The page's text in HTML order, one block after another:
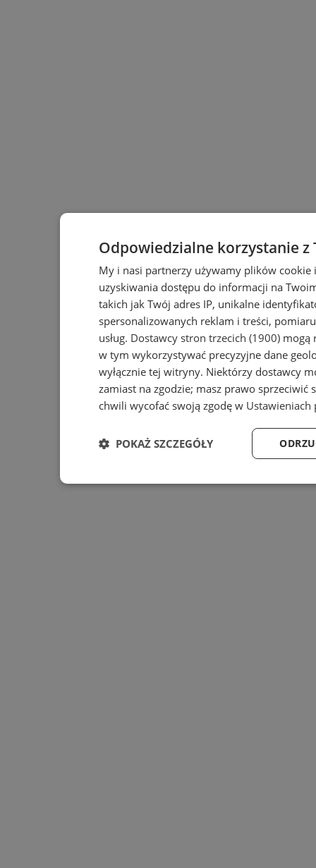
Odpowiedzialne korzystanie z
My i nasi partnerzy używamy plików
uzyskiwania dostępu do informacji na
takich jak Twój adres IP, unikalne
spersonalizowanych reklam i treści,
usług. Dostawcy stron trzecich (1900) mogą
w tym wykorzystywać precyzyjne dane
wyłącznie tej witryny. Niektórzy dostawcy
zamiast na zgodzie; masz prawo sprzeciwić
chwili wycofać swoją zgodę w
POKAŻ SZCZEGÓŁY
Niezbędne Wydajność